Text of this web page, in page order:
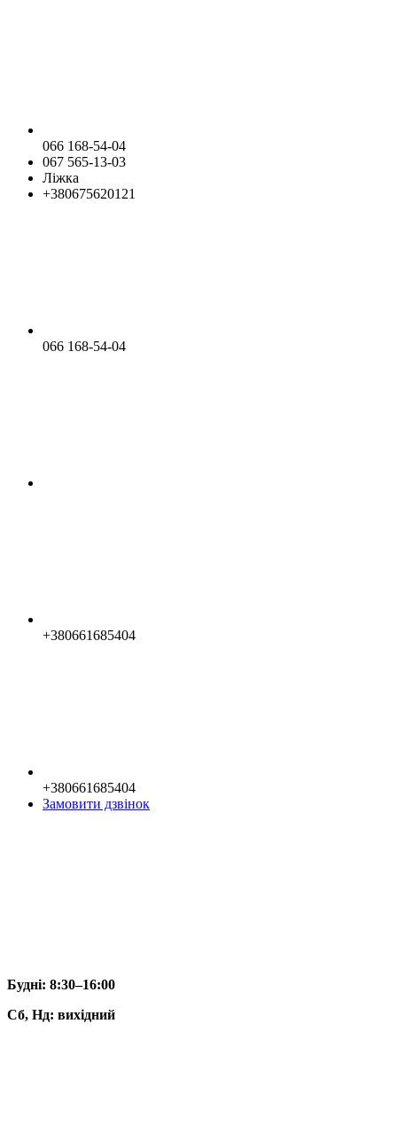
066 168-54-04
067 565-13-03
Ліжка
+380675620121
066 168-54-04
+380661685404
+380661685404
Замовити дзвінок
Будні: 8:30–16:00
Сб, Нд: вихідний